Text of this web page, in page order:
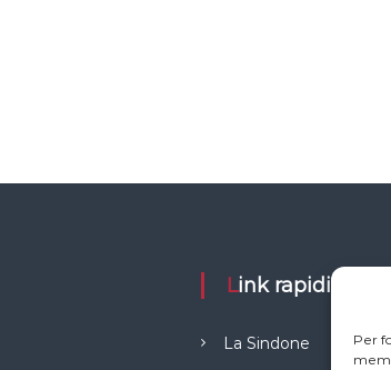
Per
Link rapidi
La Sindone